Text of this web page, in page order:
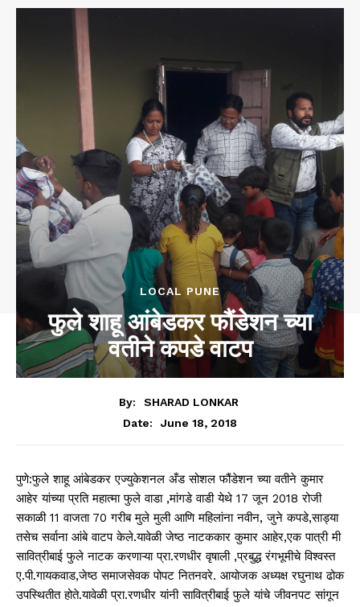
LOCAL PUNE
फुले शाहू आंबेडकर फौंडेशन च्या
वतीने कपडे वाटप
By:
SHARAD LONKAR
Date:
June 18, 2018
पुणे:फुले शाहू आंबेडकर एज्युकेशनल अँड सोशल फौंडेशन च्या वतीने कुमार
आहेर यांच्या प्रति महात्मा फुले वाडा ,मांगडे वाडी येथे 17 जून 2018 रोजी
सकाळी 11 वाजता 70 गरीब मुले मुली आणि महिलांना नवीन, जुने कपडे,साड्या
तसेच सर्वाना आंबे वाटप केले.यावेळी जेष्ठ नाटककार कुमार आहेर,एक पात्री मी
सावित्रीबाई फुले नाटक करणाऱ्या प्रा.रणधीर वृषाली ,प्रबुद्ध रंगभूमीचे विश्वस्त
ए.पी.गायकवाड,जेष्ठ समाजसेवक पोपट नितनवरे. आयोजक अध्यक्ष रघुनाथ ढोक
उपस्थितीत होते.यावेळी प्रा.रणधीर यांनी सावित्रीबाई फुले यांचे जीवनपट सांगून